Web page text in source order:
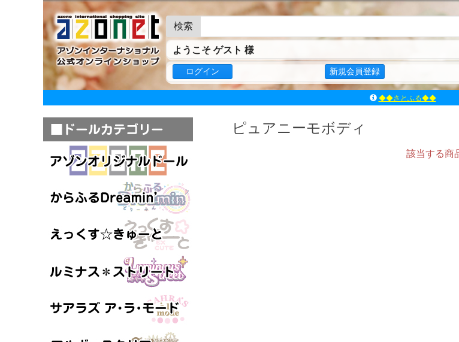
検索
ようこそ ゲスト 様
ログイン 新規会員登録
◆◆さとふる◆◆
ｱｿﾞﾝﾚｰﾍﾞﾙｼｮｯﾌﾟ楽天市場店
よくあるご質問（Q&A）
ピュアニーモボディ
該当する商